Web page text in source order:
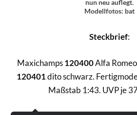
nun neu auflegt.
Modellfotos: bat
Steckbrief:
Maxichamps120400Alfa
120401dito schwarz.
Maßstab 1:43. UVP je